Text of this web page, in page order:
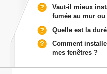
Vaut-il mieux
fumée au mur
Quelle est la
Comment
mes fenêtres ?